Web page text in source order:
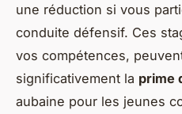
une réduction si vous
conduite défensif. Ces
vos compétences,
significativement la prime
aubaine pour les jeunes